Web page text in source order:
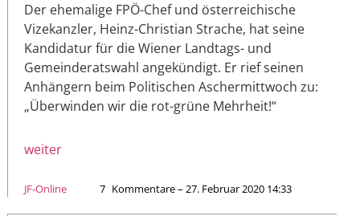
Der ehemalige FPÖ-Chef und österreichische
Vizekanzler, Heinz-Christian Strache, hat seine
Kandidatur für die Wiener Landtags- und
Gemeinderatswahl angekündigt. Er rief seinen
Anhängern beim Politischen Aschermittwoch zu:
„Überwinden wir die rot-grüne Mehrheit!“
weiter
JF-Online 7 Kommentare – 27. Februar 2020 14:33